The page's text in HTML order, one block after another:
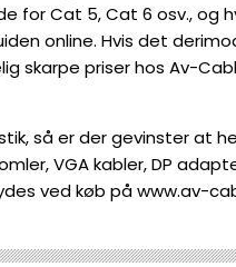
Cat 5, Cat 6 osv., og
online. Hvis det
skarpe priser hos Av-
så er der gevinster at
VGA kabler, DP
ved køb på www.av-